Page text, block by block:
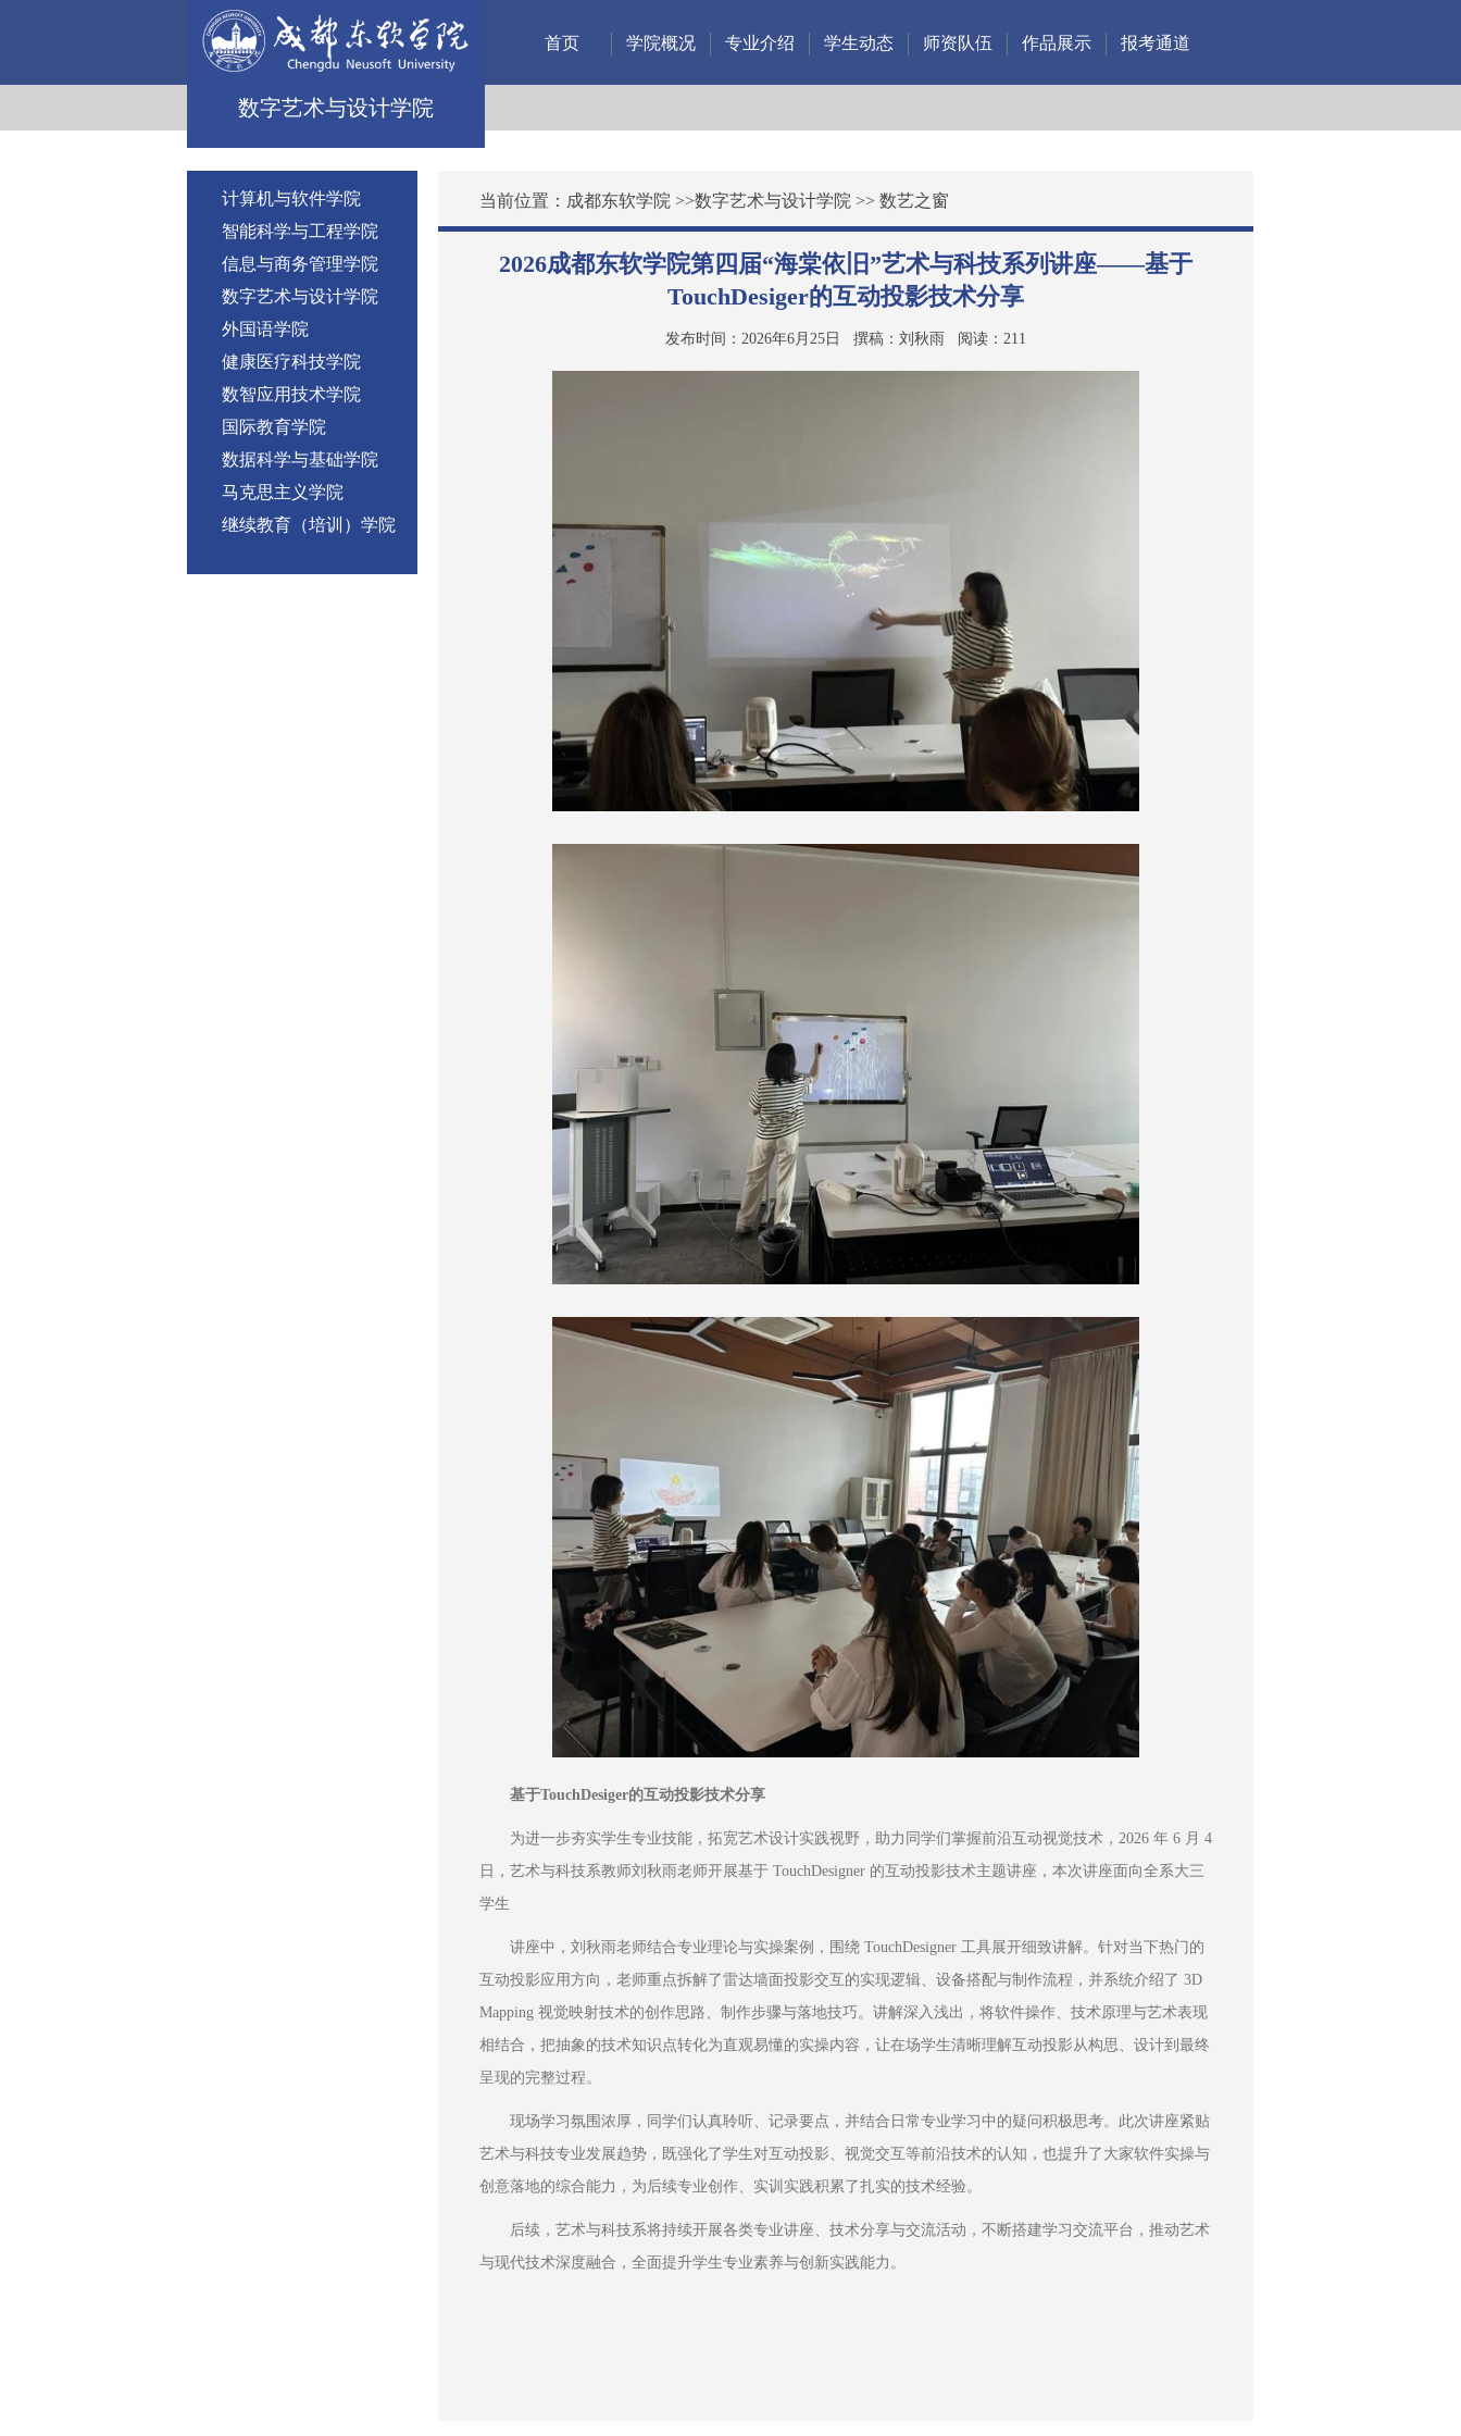
数字艺术与设计学院
首页 学院概况 专业介绍 学生动态 师资队伍 作品展示 报考通道
计算机与软件学院
智能科学与工程学院
信息与商务管理学院
数字艺术与设计学院
外国语学院
健康医疗科技学院
数智应用技术学院
国际教育学院
数据科学与基础学院
马克思主义学院
继续教育（培训）学院
当前位置： 成都东软学院 >>数字艺术与设计学院 >> 数艺之窗
2026成都东软学院第四届“海棠依旧”艺术与科技系列讲座——基于
TouchDesiger的互动投影技术分享
发布时间：2026年6月25日 撰稿：刘秋雨 阅读： 211
基于TouchDesiger的互动投影技术分享
为进一步夯实学生专业技能，拓宽艺术设计实践视野，助力同学们掌握前沿互动视觉技术，2026 年 6 月 4
日，艺术与科技系教师刘秋雨老师开展基于 TouchDesigner 的互动投影技术主题讲座，本次讲座面向全系大三
学生
讲座中，刘秋雨老师结合专业理论与实操案例，围绕 TouchDesigner 工具展开细致讲解。针对当下热门的
互动投影应用方向，老师重点拆解了雷达墙面投影交互的实现逻辑、设备搭配与制作流程，并系统介绍了 3D
Mapping 视觉映射技术的创作思路、制作步骤与落地技巧。讲解深入浅出，将软件操作、技术原理与艺术表现
相结合，把抽象的技术知识点转化为直观易懂的实操内容，让在场学生清晰理解互动投影从构思、设计到最终
呈现的完整过程。
现场学习氛围浓厚，同学们认真聆听、记录要点，并结合日常专业学习中的疑问积极思考。此次讲座紧贴
艺术与科技专业发展趋势，既强化了学生对互动投影、视觉交互等前沿技术的认知，也提升了大家软件实操与
创意落地的综合能力，为后续专业创作、实训实践积累了扎实的技术经验。
后续，艺术与科技系将持续开展各类专业讲座、技术分享与交流活动，不断搭建学习交流平台，推动艺术
与现代技术深度融合，全面提升学生专业素养与创新实践能力。